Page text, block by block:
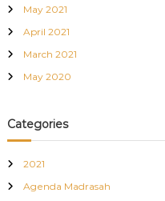
May 2021
April 2021
March 2021
May 2020
Categories
2021
Agenda Madrasah